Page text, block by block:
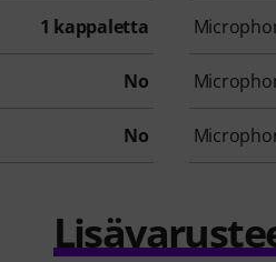
1 kappaletta
No
No